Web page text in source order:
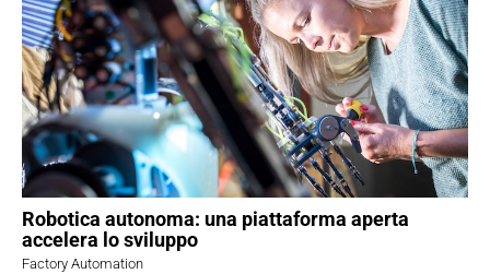
Robotica autonoma: una piattaforma aperta
accelera lo sviluppo
Factory Automation